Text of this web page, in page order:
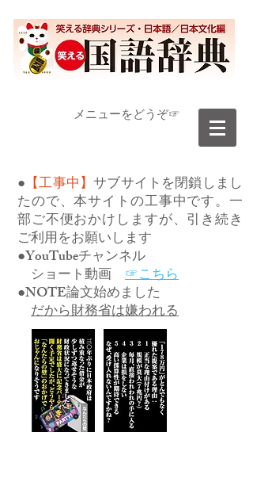
​メニューをどうぞ☞
● 【工事中】サブサイトを閉鎖しまし
たので、本サイトの工事中です。一
部ご不便おかけしますが、引き続き
ご利用をお願いします
●YouTubeチャンネル
ショート動画 ☞こちら
●NOTE論文始めました
だから財務省は嫌われる